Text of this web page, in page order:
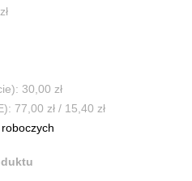
30,00 zł
77,00 zł / 15,40 zł